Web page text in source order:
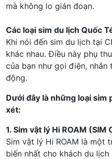
mà không lo gián đoạn.
Các loại sim du lịch Quốc
Khi nói đến sim du lịch tại
khác nhau. Điều này phụ
của bạn như gọi điện,
động.
Dưới đây là những loại sim
xét:
1. Sim vật lý Hi ROAM (SIM
Sim vật lý Hi ROAM là một
biến nhất cho khách du